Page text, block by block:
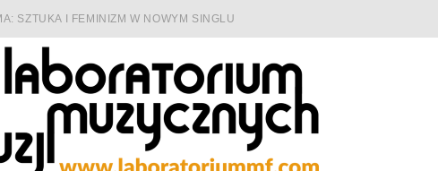
SZTUKA I FEMINIZM W NOWYM SINGLU
Z SINGLEM DIAMENTY. SAMOTNOŚĆ I OPÓR
MIĘDZY SOULEM A PAMIĘCIĄ
METAL WEDŁUG DUALISIS
NAGRAŁ JAZZFONIĘ O POLSCE